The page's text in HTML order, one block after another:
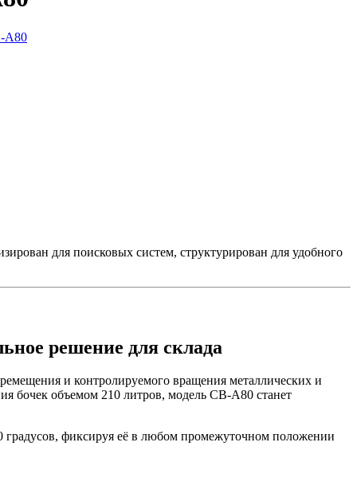
для поисковых систем, структурирован для удобного
решение для склада
и контролируемого вращения металлических и
бочек объемом 210 литров, модель CB-A80 станет
градусов, фиксируя её в любом промежуточном положении